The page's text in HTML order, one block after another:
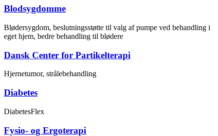
Blodsygdomme
Blødersygdom, beslutningsstøtte til valg af pumpe ved behandling i
eget hjem, bedre behandling til blødere
Dansk Center for Partikelterapi
Hjernetumor, strålebehandling
Diabetes
DiabetesFlex
Fysio- og Ergoterapi